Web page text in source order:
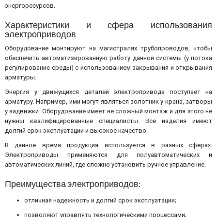
энергоресурсов.
Характеристики и сфера использования
электроприводов
Оборудование монтируют на магистралях трубопроводов, чтобы
обеспечить автоматизированную работу данной системы (у потока
регулирование среды) с использованием закрывания и открывания
арматуры.
Энергия у движущихся деталей электропривода поступает на
арматуру. Например, ими могут являться золотник у крана, затворы
у задвижки. Оборудование имеет не сложный монтаж и для этого не
нужны квалифицированные специалисты. Все изделия имеют
долгий срок эксплуатации и высокое качество.
В данное время продукция используется в разных сферах.
Электроприводы применяются для полуавтоматических и
автоматических линий, где сложно установить ручное управление.
Преимущества электроприводов:
отличная надежность и долгий срок эксплуатации;
позволяют управлять технологическими процессами;